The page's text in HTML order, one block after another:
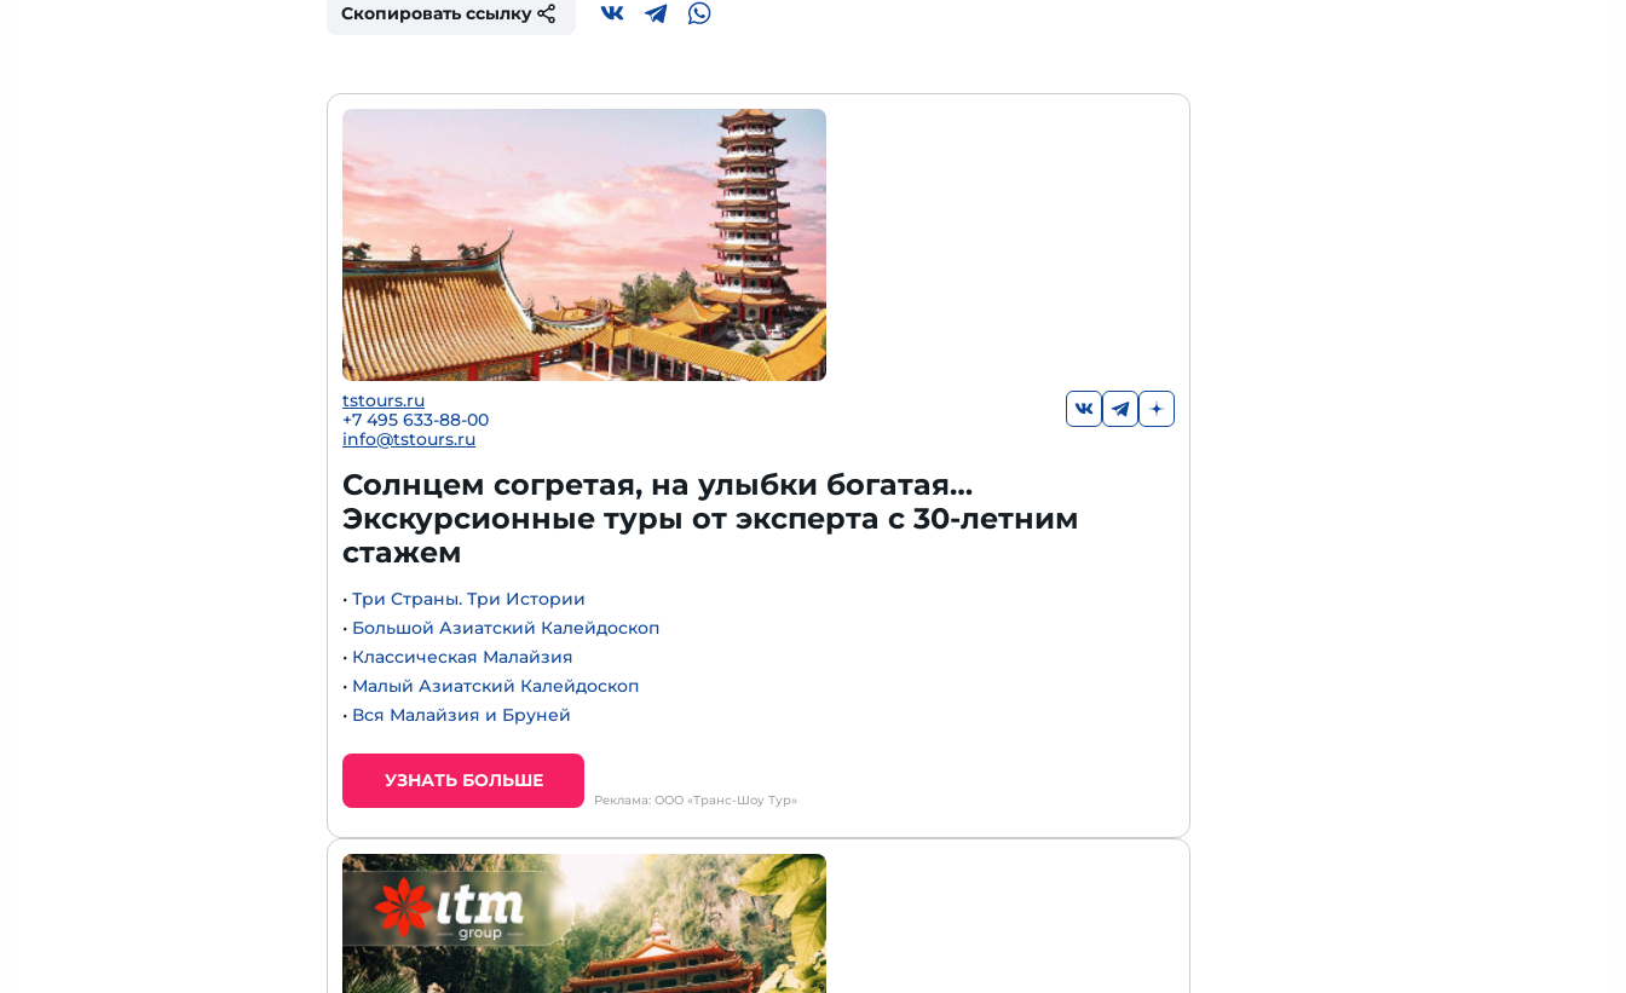
Скопировать ссылку
tstours.ru
+7 495 633-88-00
info@tstours.ru
Солнцем согретая, на улыбки богатая…
Экскурсионные туры от эксперта с 30-летним
стажем
• Три Страны. Три Истории
• Большой Азиатский Калейдоскоп
• Классическая Малайзия
• Малый Азиатский Калейдоскоп
• Вся Малайзия и Бруней
УЗНАТЬ БОЛЬШЕ
Реклама: ООО «Транс-Шоу Тур»